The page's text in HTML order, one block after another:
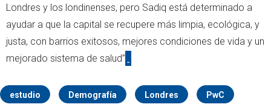
Londres y los londinenses, pero Sadiq está determinado a
ayudar a que la capital se recupere más limpia, ecológica, y
justa, con barrios exitosos, mejores condiciones de vida y un
mejorado sistema de salud”
estudio Demografía Londres PwC